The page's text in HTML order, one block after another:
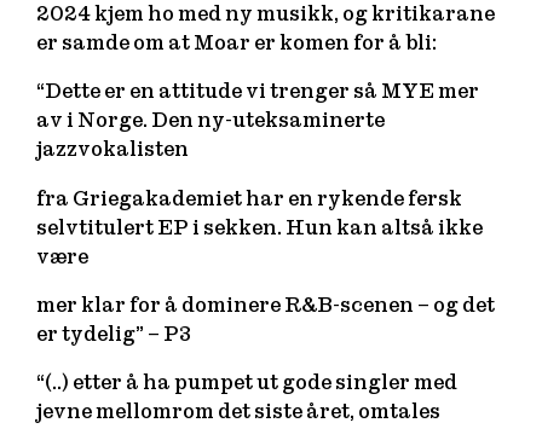
2024 kjem ho med ny musikk, og kritikarane
er samde om at Moar er komen for å bli:
“Dette er en attitude vi trenger så MYE mer
av i Norge. Den ny-uteksaminerte
jazzvokalisten
fra Griegakademiet har en rykende fersk
selvtitulert EP i sekken. Hun kan altså ikke
være
mer klar for å dominere R&B-scenen – og det
er tydelig” – P3
“(..) etter å ha pumpet ut gode singler med
jevne mellomrom det siste året, omtales